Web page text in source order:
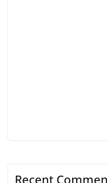
Recent